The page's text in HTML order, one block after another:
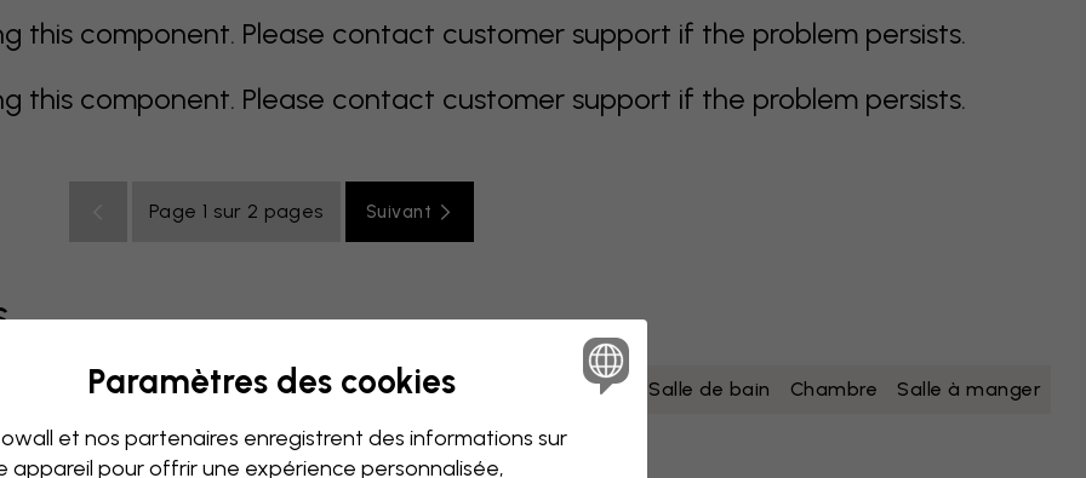
this component. Please contact customer support if the problem persists.
this component. Please contact customer support if the problem persists.
Page 1 sur 2 pages Suivant
orange rose mauve rouge turquoise jaune Salle de bain Chambre Salle à manger
bébé Bureau Chambre ado Plafond
Paramètres des cookies
et nos partenaires enregistrent des informations sur
appareil pour offrir une expérience personnalisée,